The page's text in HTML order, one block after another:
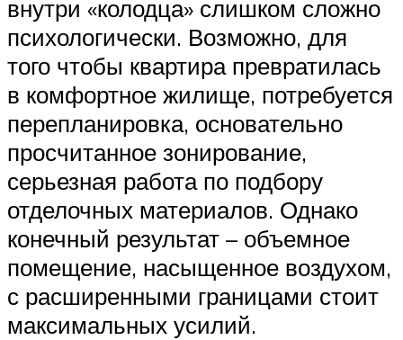
внутри «колодца» слишком сложно
психологически. Возможно, для
того чтобы квартира превратилась
в комфортное жилище, потребуется
перепланировка, основательно
просчитанное зонирование,
серьезная работа по подбору
отделочных материалов. Однако
конечный результат – объемное
помещение, насыщенное воздухом,
с расширенными границами стоит
максимальных усилий.